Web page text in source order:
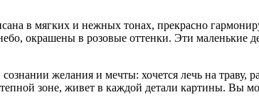
в мягких и нежных тонах, прекрасно
окрашены в розовые оттенки. Эти
желания и мечты: хочется лечь на
зоне, живет в каждой детали картины. Вы